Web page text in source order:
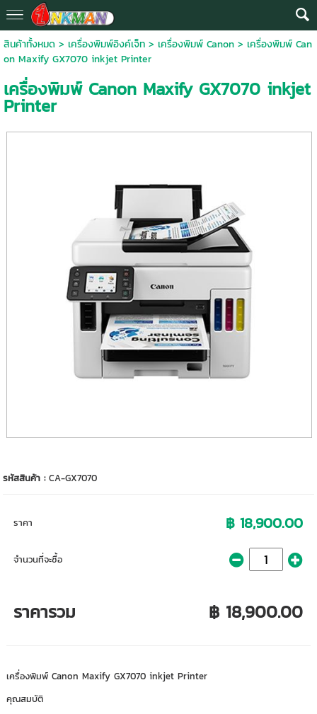
สินค้าทั้งหมด> เครื่องพิมพ์อิงค์เจ็ท> เครื่องพิมพ์ Canon> เครื่องพิมพ์ Can
on Maxify GX7070 inkjet Printer
เครื่องพิมพ์ Canon Maxify GX7070 inkjet
Printer
รหัสสินค้า :CA-GX7070
ราคา ฿ 18,900.00
จำนวนที่จะซื้อ
ราคารวม ฿ 18,900.00
เครื่องพิมพ์ Canon Maxify GX7070 inkjet Printer
คุณสมบัติ